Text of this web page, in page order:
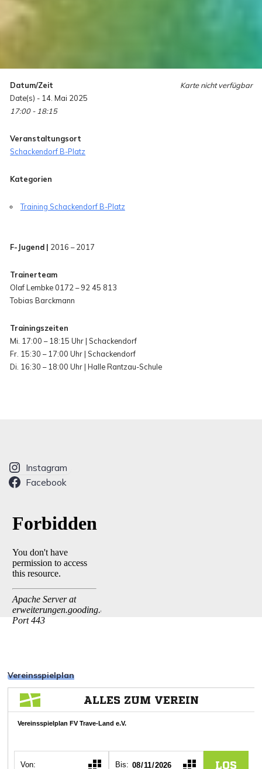
Karte nicht verfügbar
Datum/Zeit
Date(s) - 14. Mai 2025
17:00 - 18:15
Veranstaltungsort
Schackendorf B-Platz
Kategorien
Training Schackendorf B-Platz
F-Jugend | 2016 – 2017
Trainerteam
Olaf Lembke 0172 – 92 45 813
Tobias Barckmann
Trainingszeiten
Mi. 17:00 – 18:15 Uhr | Schackendorf
Fr. 15:30 – 17:00 Uhr | Schackendorf
Di. 16:30 – 18:00 Uhr | Halle Rantzau-Schule
Instagram
Facebook
Vereinsspielplan